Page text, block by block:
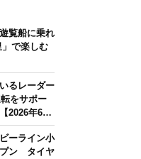
覧船に乗れ
で楽しむ
るレーダー
をサポー
2026年6月
ーライン小
プン タイヤ